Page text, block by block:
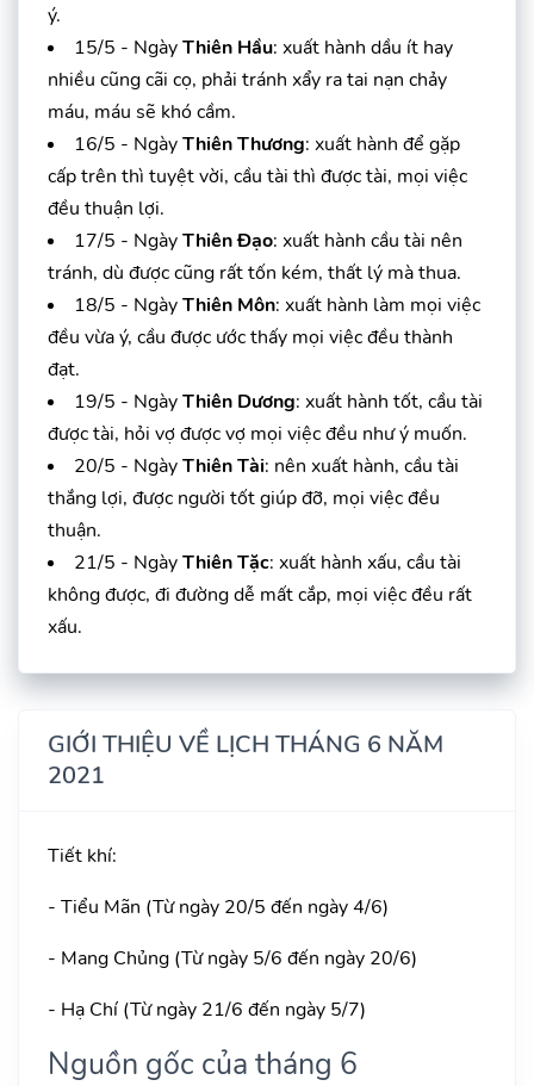
ý.
15/5 - NgàyThiên Hầu: xuất hành dầu ít hay
nhiều cũng cãi cọ, phải tránh xẩy ra tai nạn chảy
máu, máu sẽ khó cầm.
16/5 - NgàyThiên Thương: xuất hành để gặp
cấp trên thì tuyệt vời, cầu tài thì được tài, mọi việc
đều thuận lợi.
17/5 - NgàyThiên Đạo: xuất hành cầu tài nên
tránh, dù được cũng rất tốn kém, thất lý mà thua.
18/5 - NgàyThiên Môn: xuất hành làm mọi việc
đều vừa ý, cầu được ước thấy mọi việc đều thành
đạt.
19/5 - NgàyThiên Dương: xuất hành tốt, cầu tài
được tài, hỏi vợ được vợ mọi việc đều như ý muốn.
20/5 - NgàyThiên Tài: nên xuất hành, cầu tài
thắng lợi, được người tốt giúp đỡ, mọi việc đều
thuận.
21/5 - NgàyThiên Tặc: xuất hành xấu, cầu tài
không được, đi đường dễ mất cắp, mọi việc đều rất
xấu.
GIỚI THIỆU VỀ LỊCH THÁNG 6 NĂM
2021
Tiết khí:
- Tiểu Mãn (Từ ngày 20/5 đến ngày 4/6)
- Mang Chủng (Từ ngày 5/6 đến ngày 20/6)
- Hạ Chí (Từ ngày 21/6 đến ngày 5/7)
Nguồn gốc của tháng 6